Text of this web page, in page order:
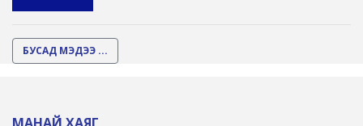
БУСАД МЭДЭЭ ...